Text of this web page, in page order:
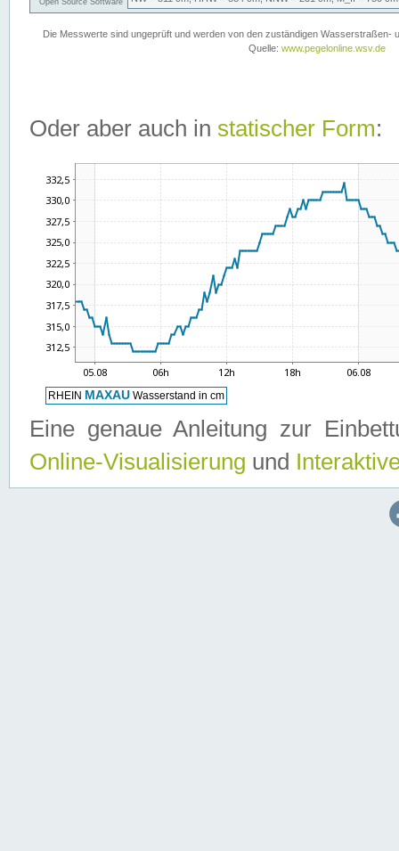
Oder aber auch in statischer Form:
Eine genaue Anleitung zur
Online-Visualisierung und